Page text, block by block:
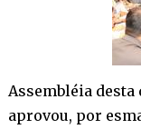
Assembléia
aprovou, por